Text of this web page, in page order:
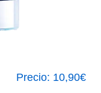
Precio: 10,90€